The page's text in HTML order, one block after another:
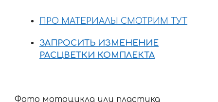
ПРО МАТЕРИАЛЫ СМОТРИМ ТУТ
ЗАПРОСИТЬ ИЗМЕНЕНИЕ
РАСЦВЕТКИ КОМПЛЕКТА
Фото мотоцикла или пластика